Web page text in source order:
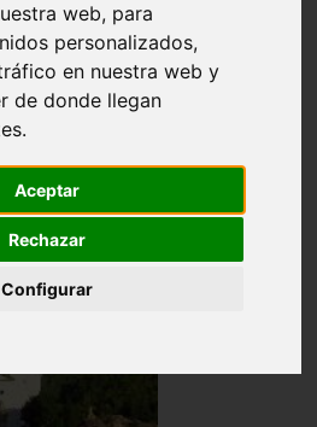
web, para
personalizados,
en nuestra web y
de donde llegan
Aceptar
Rechazar
Configurar